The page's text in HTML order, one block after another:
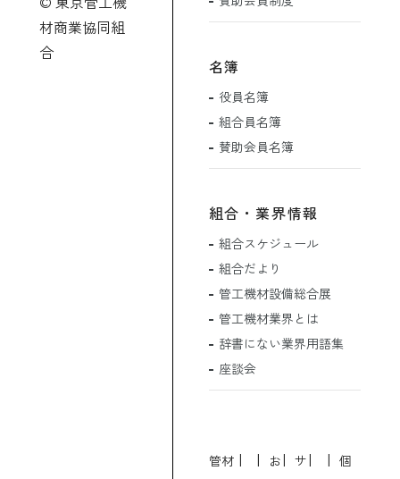
材商業協同組
合
名簿
役員名簿
組合員名簿
賛助会員名簿
組合・業界情報
組合スケジュール
組合だより
管工機材設備総合展
管工機材業界とは
辞書にない業界用語集
座談会
管材 お サ 個